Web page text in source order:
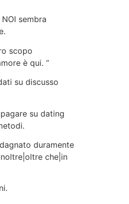
sembra
scopo
è qui. “
su discusso
su dating
duramente
che|in